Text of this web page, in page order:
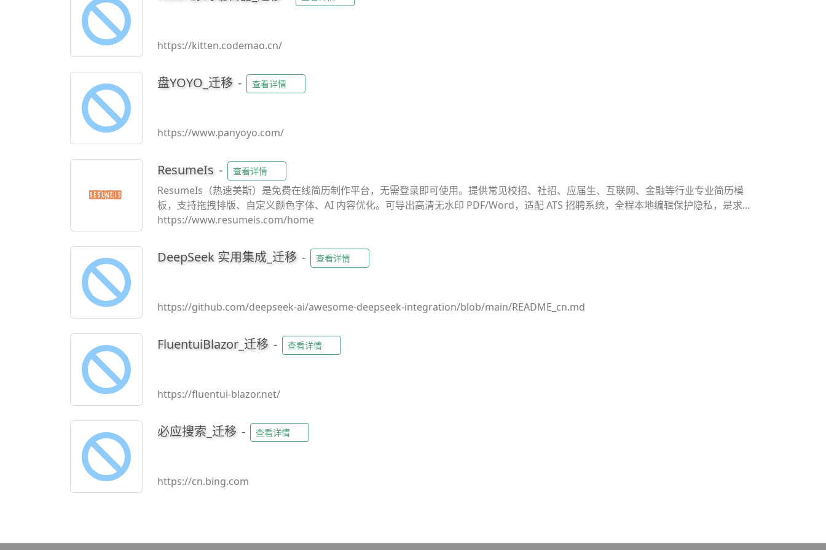
https://kitten.codemao.cn/
盘YOYO_迁移 - 查看详情
https://www.panyoyo.com/
ResumeIs - 查看详情
ResumeIs（热速美斯）是免费在线简历制作平台，无需登录即可使用。提供常见校招、社招、应届生、互联网、金融等行业专业简历模
板，支持拖拽排版、自定义颜色字体、AI 内容优化。可导出高清无水印 PDF/Word，适配 ATS 招聘系统，全程本地编辑保护隐私，是求职
者快速生成专业简历、提升求职通过率的高效工具。
https://www.resumeis.com/home
DeepSeek 实用集成_迁移 - 查看详情
https://github.com/deepseek-ai/awesome-deepseek-integration/blob/main/README_cn.md
FluentuiBlazor_迁移 - 查看详情
https://fluentui-blazor.net/
必应搜索_迁移 - 查看详情
https://cn.bing.com